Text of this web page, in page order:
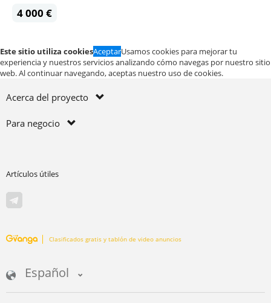
4 000 €
Este sitio utiliza cookiesAceptarUsamos cookies para mejorar tu
experiencia y nuestros servicios analizando cómo navegas por nuestro sitio
web. Al continuar navegando, aceptas nuestro uso de cookies.
Acerca del proyecto
Para negocio
Artículos útiles
Clasificados gratis y tablón de video anuncios
Español